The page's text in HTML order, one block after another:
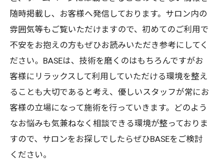
随時掲載し、お客様へ発信しております。サロン内の
雰囲気等もご覧いただけますので、初めてのご利用で
不安をお抱えの方もぜひお読みいただき参考にしてく
ださい。BASEは、技術を磨くのはもちろんですがお
客様にリラックスして利用していただける環境を整え
ることも大切であると考え、優しいスタッフが常にお
客様の立場になって施術を行っていきます。どのよう
なお悩みも気兼ねなく相談できる環境が整っておりま
すので、サロンをお探しでしたらぜひBASEをご検討
ください。